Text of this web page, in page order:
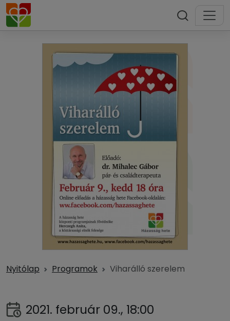
Nyitólap Programok Viharálló szerelem
2021. február 09., 18:00